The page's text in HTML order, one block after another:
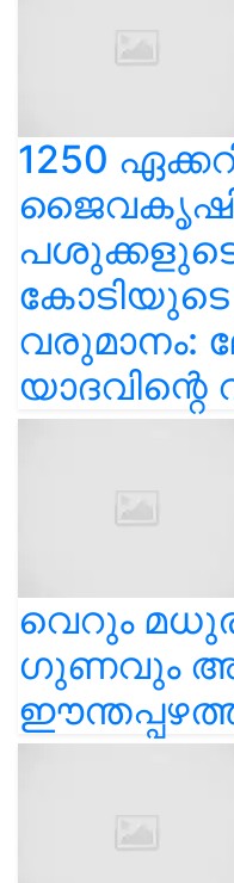
1250
പശുക്കളുടെ
കോടിയുടെ
വരുമാനം:
വെറും
ഗുണവും